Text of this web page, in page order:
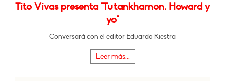
Tito Vivas presenta "Tutankhamon, Howard y
yo"
Conversará con el editor Eduardo Riestra
Leer más...